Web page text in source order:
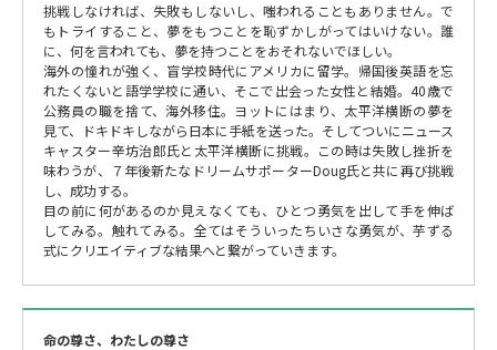
挑戦しなければ、失敗もしないし、嗤われることもありません。で
もトライすること、夢をもつことを恥ずかしがってはいけない。誰
に、何を言われても、夢を持つことをおそれないでほしい。
海外の憧れが強く、盲学校時代にアメリカに留学。帰国後英語を忘
れたくないと語学学校に通い、そこで出会った女性と結婚。40歳で
公務員の職を捨て、海外移住。ヨットにはまり、太平洋横断の夢を
見て、ドキドキしながら日本に手紙を送った。そしてついにニュース
キャスター辛坊治郎氏と太平洋横断に挑戦。この時は失敗し挫折を
味わうが、７年後新たなドリームサポーターDoug氏と共に再び挑戦
し、成功する。
目の前に何があるのか見えなくても、ひとつ勇気を出して手を伸ば
してみる。触れてみる。全てはそういったちいさな勇気が、芋ずる
式にクリエイティブな結果へと繋がっていきます。
命の尊さ、わたしの尊さ